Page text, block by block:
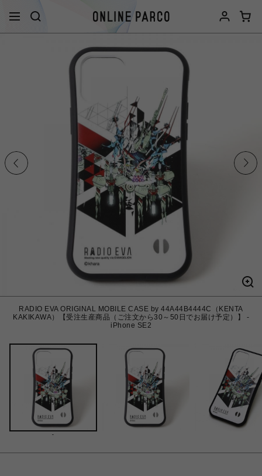
RADIO EVA ORIGINAL MOBILE CASE by 44A44B4444C（KENTA
KAKIKAWA）【受注生産商品（ご注文から30～50日でお届け予定）】 -
iPhone SE2
-